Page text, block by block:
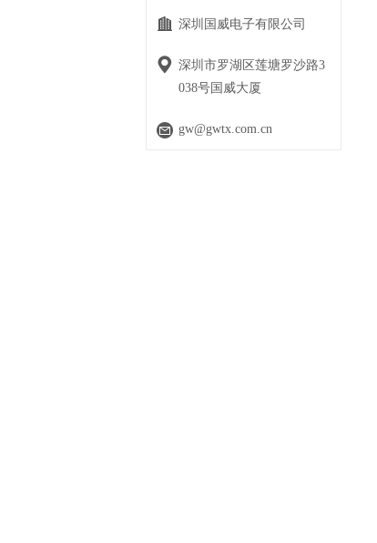
深圳国威电子有限公司
深圳市罗湖区莲塘罗沙路3
038号国威大厦
gw@gwtx.com.cn